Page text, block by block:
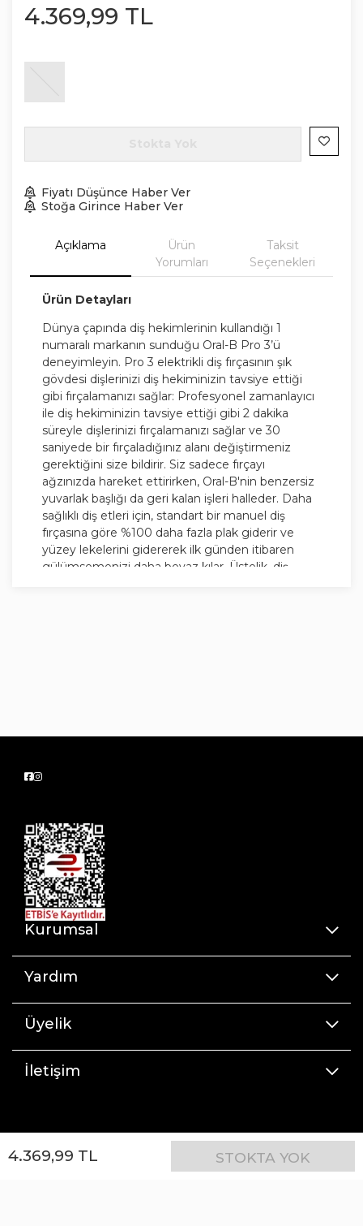
4.369,99 TL
Fiyatı Düşünce Haber Ver
Stoğa Girince Haber Ver
Açıklama
Ürün
Yorumları
Taksit
Seçenekleri
Ürün Detayları
Dünya çapında diş hekimlerinin kullandığı 1
numaralı markanın sunduğu Oral-B Pro 3’ü
deneyimleyin. Pro 3 elektrikli diş fırçasının şık
gövdesi dişlerinizi diş hekiminizin tavsiye ettiği
gibi fırçalamanızı sağlar: Profesyonel zamanlayıcı
ile diş hekiminizin tavsiye ettiği gibi 2 dakika
süreyle dişlerinizi fırçalamanızı sağlar ve 30
saniyede bir fırçaladığınız alanı değiştirmeniz
gerektiğini size bildirir. Siz sadece fırçayı
ağzınızda hareket ettirirken, Oral-B'nin benzersiz
yuvarlak başlığı da geri kalan işleri halleder. Daha
sağlıklı diş etleri için, standart bir manuel diş
fırçasına göre %100 daha fazla plak giderir ve
yüzey lekelerini gidererek ilk günden itibaren
gülümsemenizi daha beyaz kılar. Üstelik, diş
haftadan fazla dayanır
diş fırçalamanıza yardımcı olur
İçindekiler: 1 şarj cihazlı 2 gövde, 2 fırça başlığı
Dünya çapında diş hekimlerinin kullandığı 1
numaralı diş fırçası olan Oral-B’yi seçin 30 gün
deneme süresi i̇le
4.369,99 TL STOKTA YOK
Kurumsal
Yardım
Üyelik
İletişim